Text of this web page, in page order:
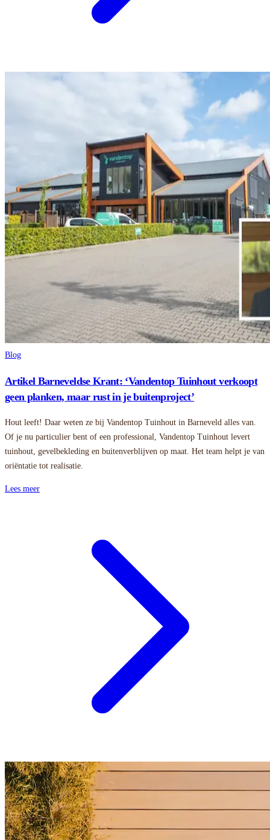
Blog
Artikel Barneveldse Krant: ‘Vandentop Tuinhout verkoopt
geen planken, maar rust in je buitenproject’
Hout leeft! Daar weten ze bij Vandentop Tuinhout in Barneveld alles van.
Of je nu particulier bent of een professional, Vandentop Tuinhout levert
tuinhout, gevelbekleding en buitenverblijven op maat. Het team helpt je van
oriëntatie tot realisatie.
Lees meer